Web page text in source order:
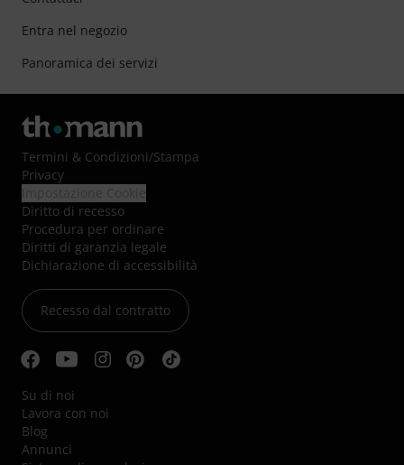
Entra nel negozio
Panoramica dei servizi
Termini & Condizioni/Stampa
Privacy
Diritto di recesso
Procedura per ordinare
Diritti di garanzia legale
Dichiarazione di accessibilità
Recesso dal contratto
Su di noi
Lavora con noi
Blog
Annunci